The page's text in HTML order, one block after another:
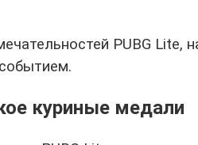
PUBG
куриные медали